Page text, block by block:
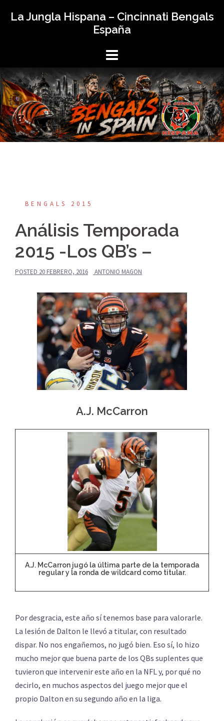
La Jungla Hispana – Cincinnati Bengals
España
BENGALS 2015
Análisis Temporada
2015 -Los QB’s –
POSTED 20 FEBRERO, 2016 ANTONIO MAGON
A.J. McCarron
A.J. McCarron jugó la última parte de la temporada
regular y la ronda de wildcard como titular.
Por desgracia, este año sí tenemos base para valorarle.
La lesión de Dalton le llevó a titular, con resultado
dispar. No nos engañemos, no jugó bien. Eso sí, lo hizo
mucho mejor que buena parte de los QBs suplentes que
tuvieron que intervenir este año en la NFL y, por qué no
decirlo, en muchos aspectos del juego mejor que el
propio Dalton en su segundo año en la liga.